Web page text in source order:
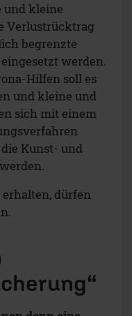
und kleine
Verlustrücktrag
begrenzte
werden.
Hilfen soll es
und kleine und
sich mit einem
Kunst- und
dürfen